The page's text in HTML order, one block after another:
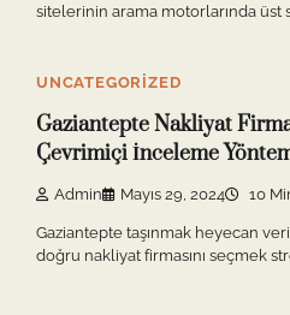
sitelerinin arama motorlarında üst
UNCATEGORIZED
Gaziantepte Nakliyat
Çevrimiçi İnceleme
Admin Mayıs 29, 2024 10
Gaziantepte taşınmak heyecan
doğru nakliyat firmasını seçmek